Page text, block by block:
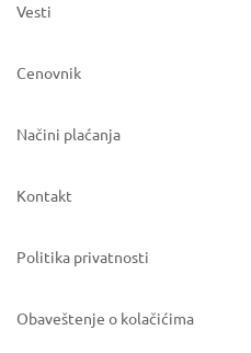
Vesti
Cenovnik
Načini plaćanja
Kontakt
Politika privatnosti
Obaveštenje o kolačićima